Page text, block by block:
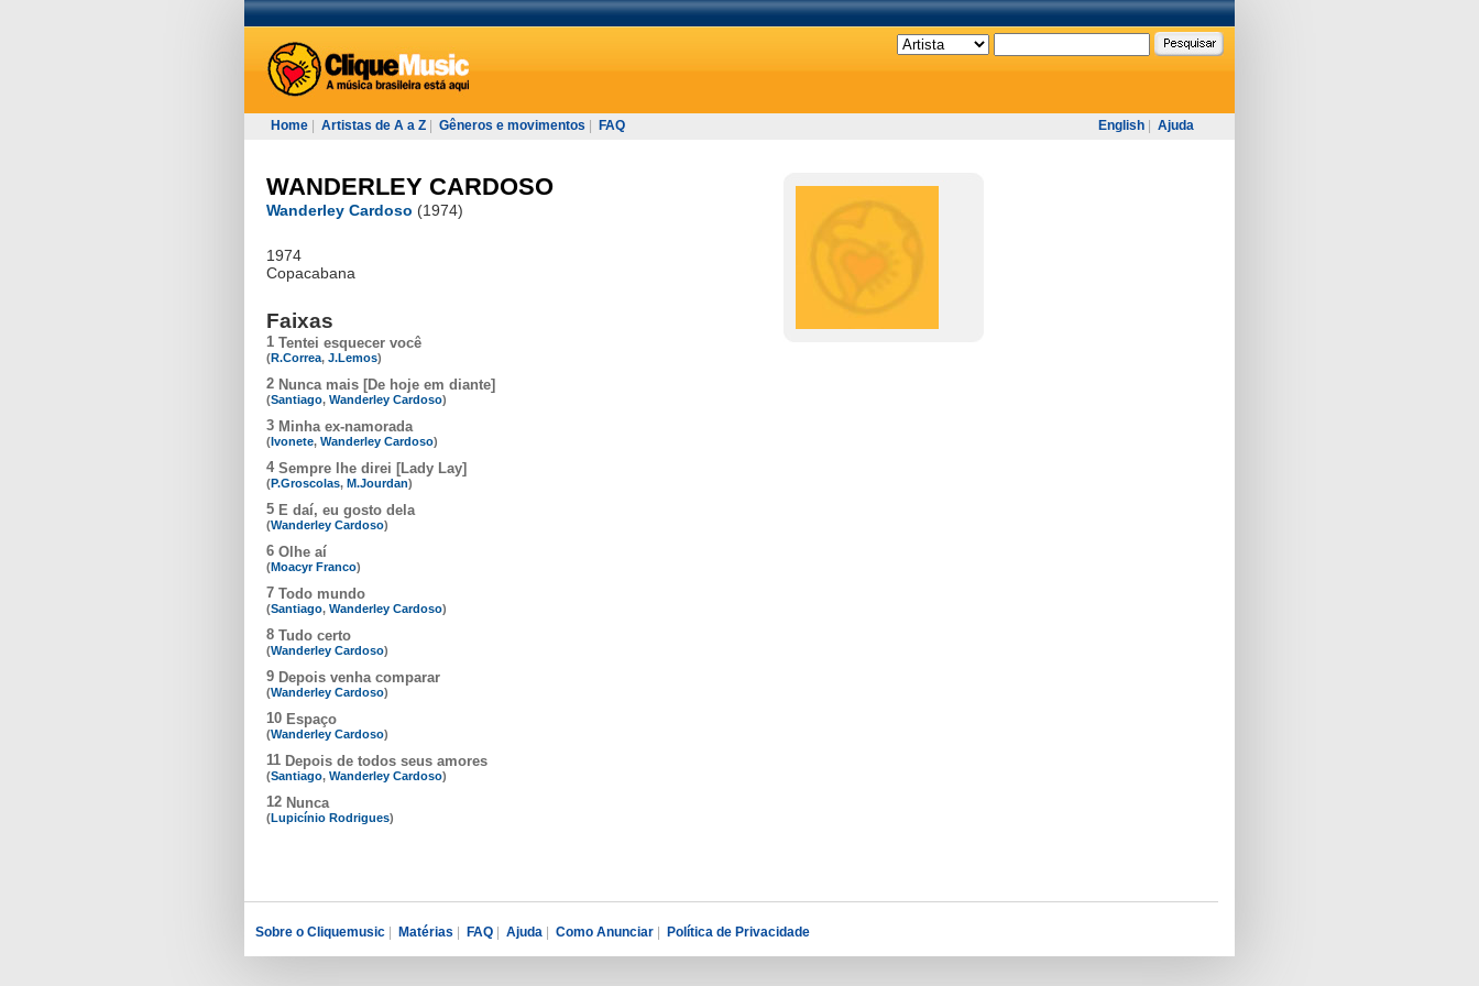
Home Artistas de A a Z Gêneros e movimentos FAQ English Ajuda
WANDERLEY CARDOSO
Wanderley Cardoso (1974)
1974
Copacabana
Faixas
1 Tentei esquecer você
(R.Correa, J.Lemos)
2 Nunca mais [De hoje em diante]
(Santiago, Wanderley Cardoso)
3 Minha ex-namorada
(Ivonete, Wanderley Cardoso)
4 Sempre lhe direi [Lady Lay]
(P.Groscolas, M.Jourdan)
5 E daí, eu gosto dela
(Wanderley Cardoso)
6 Olhe aí
(Moacyr Franco)
7 Todo mundo
(Santiago, Wanderley Cardoso)
8 Tudo certo
(Wanderley Cardoso)
9 Depois venha comparar
(Wanderley Cardoso)
10 Espaço
(Wanderley Cardoso)
11 Depois de todos seus amores
(Santiago, Wanderley Cardoso)
12 Nunca
(Lupicínio Rodrigues)
Sobre o Cliquemusic Matérias FAQ Ajuda Como Anunciar Política de Privacidade